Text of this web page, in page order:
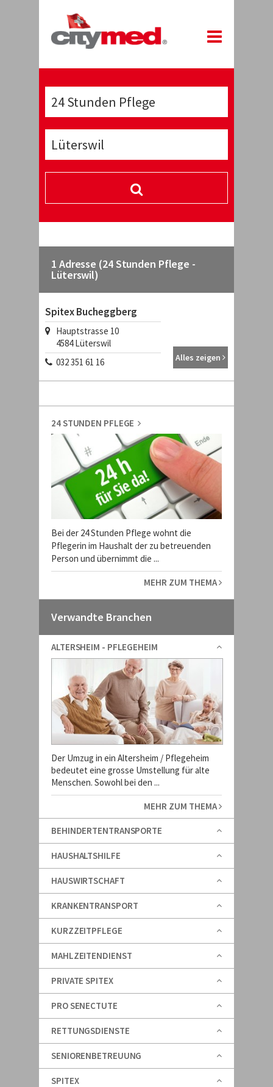
1 Adresse (24 Stunden Pflege -
Lüterswil)
Spitex Bucheggberg
Hauptstrasse 10
4584 Lüterswil
032 351 61 16
Alles zeigen
24 STUNDEN PFLEGE
Bei der 24 Stunden Pflege wohnt die
Pflegerin im Haushalt der zu betreuenden
Person und übernimmt die ...
MEHR ZUM THEMA
Verwandte Branchen
ALTERSHEIM - PFLEGEHEIM
Der Umzug in ein Altersheim / Pflegeheim
bedeutet eine grosse Umstellung für alte
Menschen. Sowohl bei den ...
MEHR ZUM THEMA
BEHINDERTENTRANSPORTE
HAUSHALTSHILFE
HAUSWIRTSCHAFT
KRANKENTRANSPORT
KURZZEITPFLEGE
MAHLZEITENDIENST
PRIVATE SPITEX
PRO SENECTUTE
RETTUNGSDIENSTE
SENIORENBETREUUNG
SPITEX